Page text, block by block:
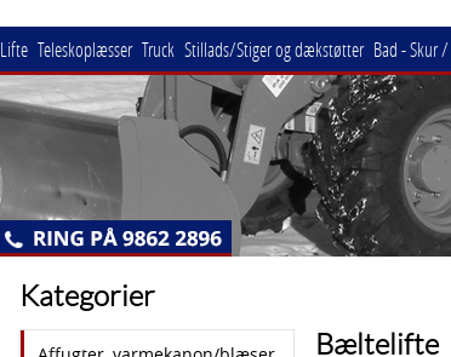
Lifte Teleskoplæsser Truck Stillads/Stiger og dækstøtter Bad - Skur
Kategorier
Bæltelifte